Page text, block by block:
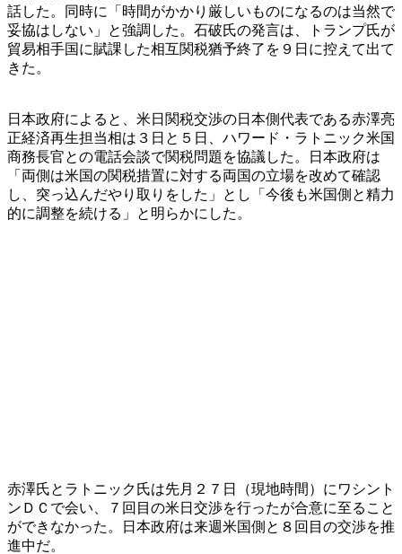
話した。同時に「時間がかかり厳しいものになるのは当然で
妥協はしない」と強調した。石破氏の発言は、トランプ氏が
貿易相手国に賦課した相互関税猶予終了を９日に控えて出て
きた。
日本政府によると、米日関税交渉の日本側代表である赤澤亮
正経済再生担当相は３日と５日、ハワード・ラトニック米国
商務長官との電話会談で関税問題を協議した。日本政府は
「両側は米国の関税措置に対する両国の立場を改めて確認
し、突っ込んだやり取りをした」とし「今後も米国側と精力
的に調整を続ける」と明らかにした。
赤澤氏とラトニック氏は先月２７日（現地時間）にワシント
ンＤＣで会い、７回目の米日交渉を行ったが合意に至ること
ができなかった。日本政府は来週米国側と８回目の交渉を推
進中だ。